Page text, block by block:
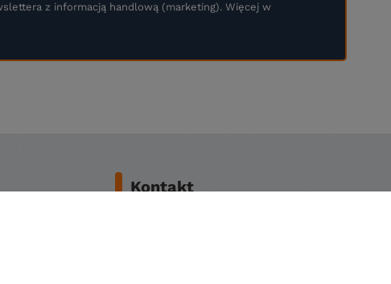
z informacją handlową (marketing). Więcej w
Kontakt